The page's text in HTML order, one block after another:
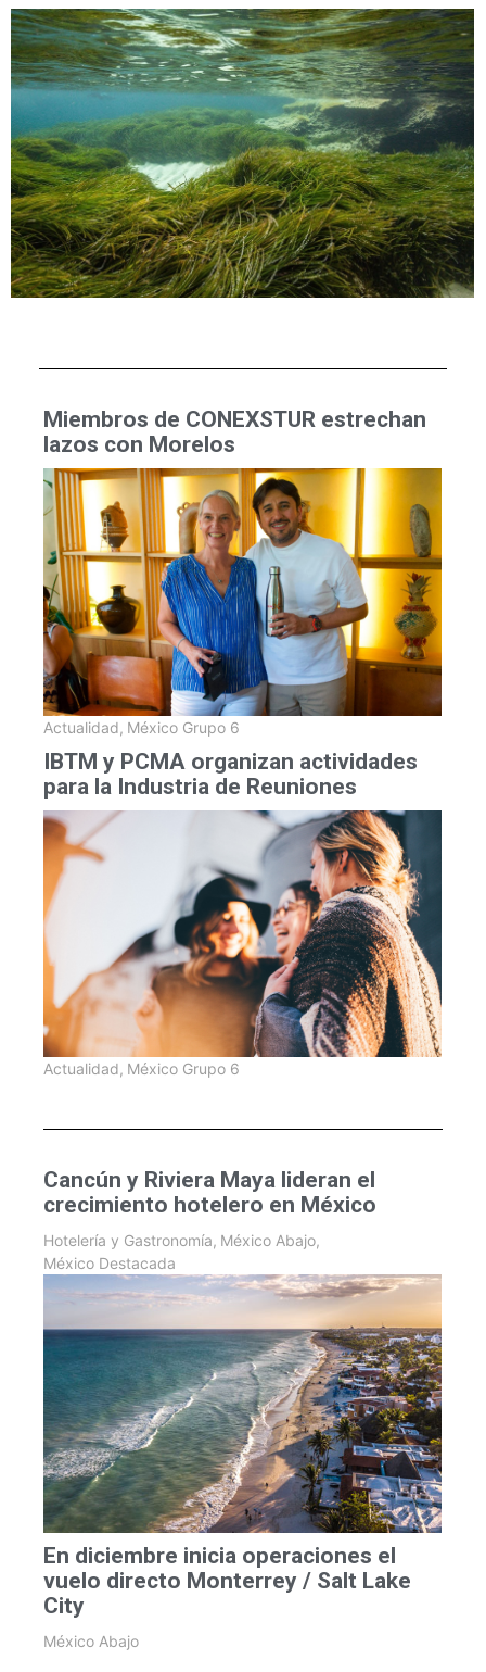
Miembros de CONEXSTUR estrechan
lazos con Morelos
Actualidad, México Grupo 6
IBTM y PCMA organizan actividades
para la Industria de Reuniones
Actualidad, México Grupo 6
Cancún y Riviera Maya lideran el
crecimiento hotelero en México
Hotelería y Gastronomía, México Abajo,
México Destacada
En diciembre inicia operaciones el
vuelo directo Monterrey / Salt Lake
City
México Abajo